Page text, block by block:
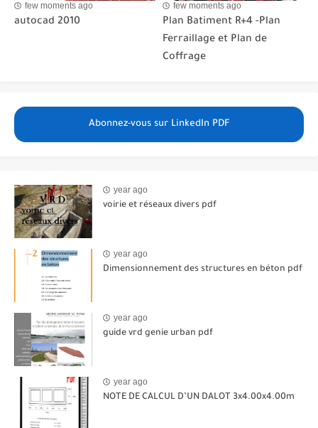
few moments ago
autocad 2010
few moments ago
Plan Batiment R+4 -Plan
Ferraillage et Plan de
Coffrage
Abonnez-vous sur LinkedIn PDF
year ago
voirie et réseaux divers pdf
year ago
Dimensionnement des structures en béton pdf
year ago
guide vrd genie urban pdf
year ago
NOTE DE CALCUL D’UN DALOT 3x4.00x4.00m